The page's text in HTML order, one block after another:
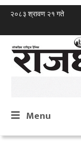
२०८३ श्रावण २१ गते
Menu